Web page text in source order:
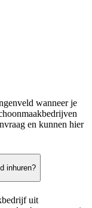
wanneer je
en kunnen hier
inhuren?
uit